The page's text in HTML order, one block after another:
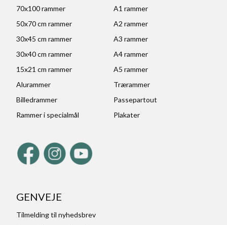
70x100 rammer
A1 rammer
50x70 cm rammer
A2 rammer
30x45 cm rammer
A3 rammer
30x40 cm rammer
A4 rammer
15x21 cm rammer
A5 rammer
Alurammer
Trærammer
Billedrammer
Passepartout
Rammer i specialmål
Plakater
GENVEJE
Tilmelding til nyhedsbrev